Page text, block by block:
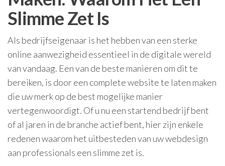
Slimme Zet Is
Als bedrijfseigenaar is het hebben van een sterke
online aanwezigheid essentieel in de digitale wereld
van vandaag. Een van de beste manieren om dit te
bereiken, is door een complete website te laten maken
die uw merk op de best mogelijke manier
vertegenwoordigt. Of u nu een startend bedrijf bent
of al jaren in de branche actief bent, hier zijn enkele
redenen waarom het uitbesteden van uw webdesign
aan professionals een slimme zet is.